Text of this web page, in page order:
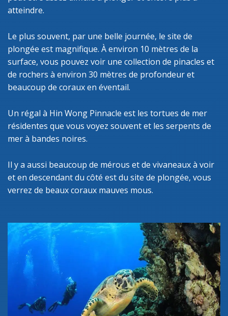
atteindre.
Le plus souvent, par une belle journée, le site de
plongée est magnifique. À environ 10 mètres de la
surface, vous pouvez voir une collection de pinacles et
de rochers à environ 30 mètres de profondeur et
beaucoup de coraux en éventail.
Un régal à Hin Wong Pinnacle est les tortues de mer
résidentes que vous voyez souvent et les serpents de
mer à bandes noires.
Il y a aussi beaucoup de mérous et de vivaneaux à voir
et en descendant du côté est du site de plongée, vous
verrez de beaux coraux mauves mous.